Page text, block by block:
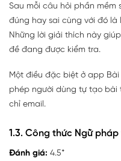
Sau mỗi câu hỏi phần
đúng hay sai cùng với đó là
Những lời giải thích này
đề đang được kiểm tra.
Một điều đặc biệt ở app
phép người dùng tự tạo bài
chỉ email.
1.3. Công thức Ngữ pháp
Đánh giá: 4.5*